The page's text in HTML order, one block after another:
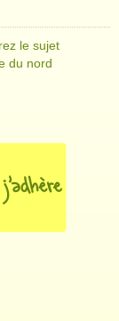
le sujet
du nord